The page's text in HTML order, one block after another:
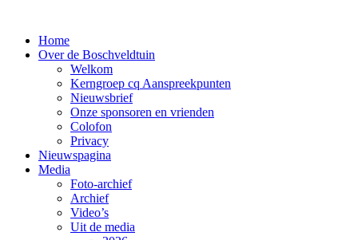
Home
Over de Boschveldtuin
Welkom
Kerngroep cq Aanspreekpunten
Nieuwsbrief
Onze sponsoren en vrienden
Colofon
Privacy
Nieuwspagina
Media
Foto-archief
Archief
Video’s
Uit de media